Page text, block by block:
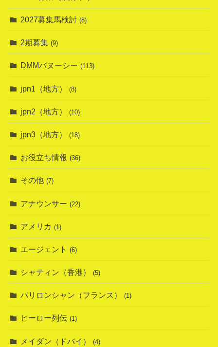
2027募集馬検討 (8)
2期募集 (9)
DMMバヌーシー (113)
jpn1（地方） (8)
jpn2（地方） (10)
jpn3（地方） (18)
お役立ち情報 (36)
その他 (7)
アナウンサー (22)
アメリカ (1)
エージェント (6)
シャティン（香港） (5)
パリロンシャン（フランス） (1)
ヒーロー列伝 (1)
メイダン（ドバイ） (4)